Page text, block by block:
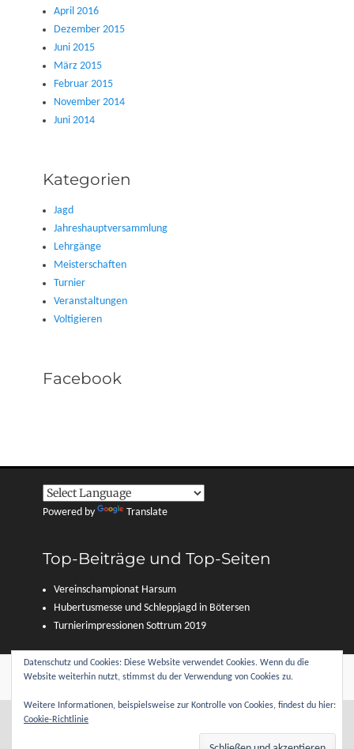
April 2016
Dezember 2015
Juni 2015
März 2015
Februar 2015
November 2014
Juni 2014
Kategorien
Jagd
Jahreshauptversammlung
Lehrgänge
Meisterschaften
Turnier
Veranstaltungen
Voltigieren
Facebook
Powered by Translate
Top-Beiträge und Top-Seiten
Vereinschampionat Harsum
Hubertusmesse und Schleppjagd in Bötersen
Turnierimpressionen Sottrum 2019
Datenschutz und Cookies: Diese Website verwendet Cookies. Wenn du die
Website weiterhin nutzt, stimmst du der Verwendung von Cookies zu.
Weitere Informationen, beispielsweise zur Kontrolle von Cookies, findest du hier:
Cookie-Richtlinie